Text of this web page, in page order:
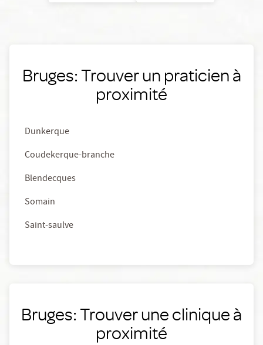
Bruges: Trouver un praticien à
proximité
Dunkerque
Coudekerque-branche
Blendecques
Somain
Saint-saulve
Bruges: Trouver une clinique à
proximité